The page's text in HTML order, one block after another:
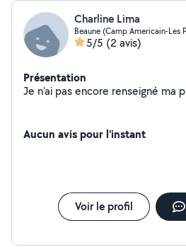
Charline Lima
Beaune (Camp Americain-Les
5/5 (2 avis)
Présentation
Je
Aucun avis pour l'instant
Voir le profil